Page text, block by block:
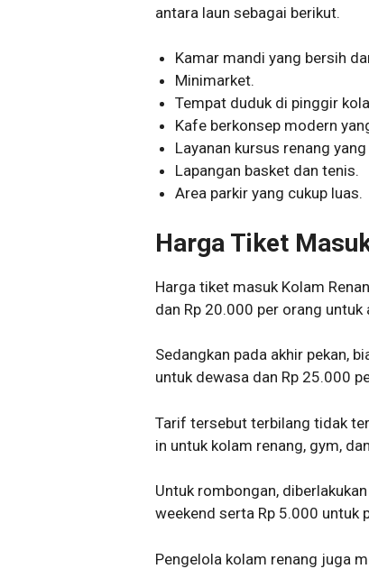
antara laun sebagai berikut.
Kamar mandi yang bersih
Minimarket.
Tempat duduk di pinggir
Kafe berkonsep modern
Layanan kursus renang
Lapangan basket dan tenis.
Area parkir yang cukup luas.
Harga Tiket
Harga tiket masuk Kolam
dan Rp 20.000 per orang
Sedangkan pada akhir pekan,
untuk dewasa dan Rp 25.000
Tarif tersebut terbilang tidak
in untuk kolam renang, gym,
Untuk rombongan,
weekend serta Rp 5.000 untuk
Pengelola kolam renang juga